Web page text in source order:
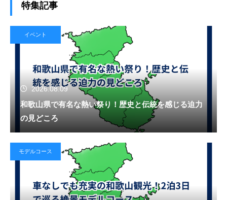
特集記事
イベント
2026.08.09
和歌山県で有名な熱い祭り！歴史と伝統を感じる迫力
の見どころ
モデルコース